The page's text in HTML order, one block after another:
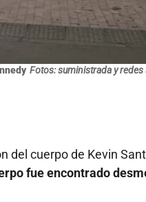
Fotos: suministrada y redes
del cuerpo de Kevin
fue encontrado